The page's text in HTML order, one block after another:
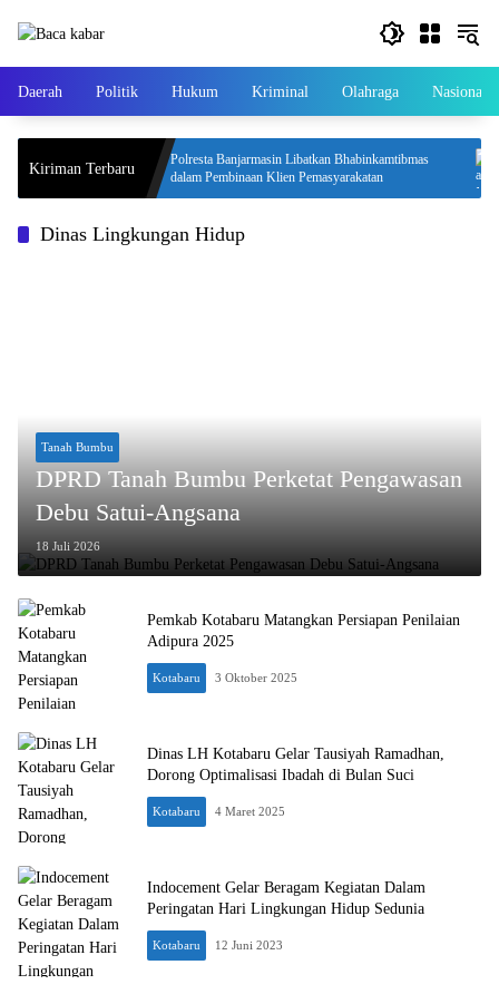
Daerah Politik Hukum Kriminal Olahraga Nasional
Kiriman Terbaru
2026,
Polresta Banjarmasin Libatkan Bhabinkamtibmas
dalam Pembinaan Klien Pemasyarakatan
Dinas Lingkungan Hidup
Tanah Bumbu
DPRD Tanah Bumbu Perketat Pengawasan
Debu Satui-Angsana
18 Juli 2026
Pemkab Kotabaru Matangkan Persiapan Penilaian
Adipura 2025
Kotabaru 3 Oktober 2025
Dinas LH Kotabaru Gelar Tausiyah Ramadhan,
Dorong Optimalisasi Ibadah di Bulan Suci
Kotabaru 4 Maret 2025
Indocement Gelar Beragam Kegiatan Dalam
Peringatan Hari Lingkungan Hidup Sedunia
Kotabaru 12 Juni 2023